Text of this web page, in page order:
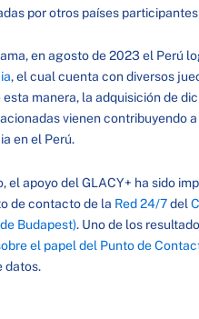
por otros países
en agosto de 2023 el Perú
, el cual cuenta con diversos
manera, la adquisición de
vienen contribuyendo
en el Perú.
el apoyo del GLACY+ ha sido
de contacto de la Red 24/7del
Budapest). Uno de los
el papel del Punto de
datos.